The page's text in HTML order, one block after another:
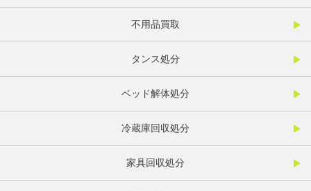
不用品買取
タンス処分
ベッド解体処分
冷蔵庫回収処分
家具回収処分